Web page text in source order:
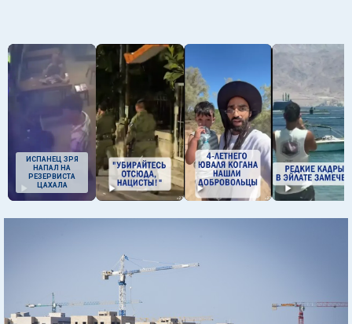
ИСПАНЕЦ ЗРЯ
НАПАЛ НА
РЕЗЕРВИСТА
ЦАХАЛА